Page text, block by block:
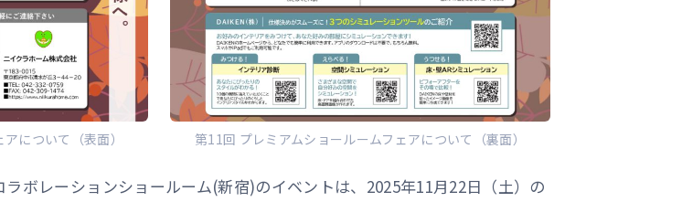
について（表面） 第11回 プレミアムショールームフェアについて（裏面）
ラボレーションショールーム(新宿)のイベントは、2025年11月22日（土）の